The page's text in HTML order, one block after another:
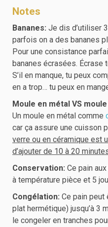
Notes
Bananes: Je dis d’utiliser
parfois on a des bananes
Pour une consistance
bananes écrasées.
S’il en manque, tu peux
en a trop… tu peux en
Moule en métal VS
Un moule en métal comme
car ça assure une cuisson
verre ou en céramique est
d’ajouter de 10 à 20
Conservation: Ce pain
à température pièce et 5
Congélation: Ce pain peut
plat hermétique) jusqu’à 3
le congeler en tranches